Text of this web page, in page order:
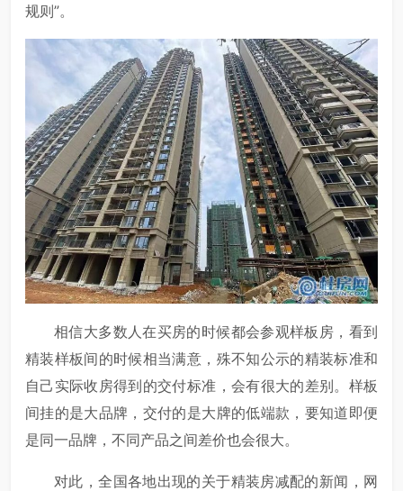
规则”。
相信大多数人在买房的时候都会参观样板房，看到
精装样板间的时候相当满意，殊不知公示的精装标准和
自己实际收房得到的交付标准，会有很大的差别。样板
间挂的是大品牌，交付的是大牌的低端款，要知道即便
是同一品牌，不同产品之间差价也会很大。
对此，全国各地出现的关于精装房减配的新闻，网